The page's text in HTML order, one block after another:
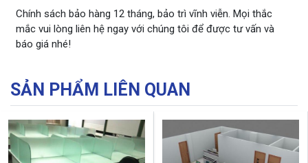
Chính sách bảo hàng 12 tháng, bảo trì vĩnh viễn. Mọi thắc
mắc vui lòng liên hệ ngay với chúng tôi để được tư vấn và
báo giá nhé!
SẢN PHẨM LIÊN QUAN